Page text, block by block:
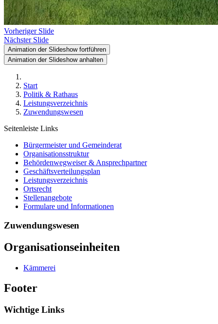
Vorheriger Slide
Nächster Slide
Animation der Slideshow fortführen
Animation der Slideshow anhalten
Start
Politik & Rathaus
Leistungsverzeichnis
Zuwendungswesen
Seitenleiste Links
Bürgermeister und Gemeinderat
Organisationsstruktur
Behördenwegweiser & Ansprechpartner
Geschäftsverteilungsplan
Leistungsverzeichnis
Ortsrecht
Stellenangebote
Formulare und Informationen
Zuwendungswesen
Organisationseinheiten
Kämmerei
Footer
Wichtige Links